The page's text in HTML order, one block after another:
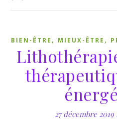
BIEN-ÊTRE , MIEUX-ÊTRE ,
27 décembre 2019